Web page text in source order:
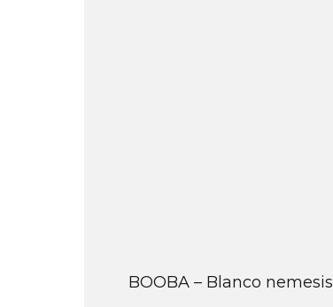
BOOBA – Blanco nemesis